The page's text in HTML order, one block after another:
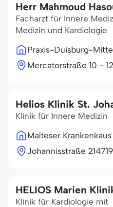
Herr Mahmoud
Facharzt für Innere
Medizin und Kardiologie
Praxis-Duisburg-Mitte
Mercatorstraße 10 - 12
Helios Klinik St.
Klinik für Innere Medizin
Malteser
Johannisstraße 21
HELIOS Marien
Klinik für Kardiologie mit